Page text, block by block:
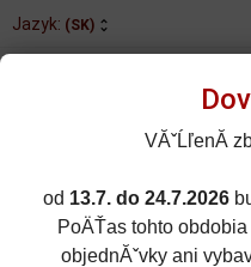
Jazyk: (SK)
Porovnané
VĂˇĹľenĂ­
od 13.7. do 24.7.2026
PoÄŤas tohto
objednĂˇvky ani